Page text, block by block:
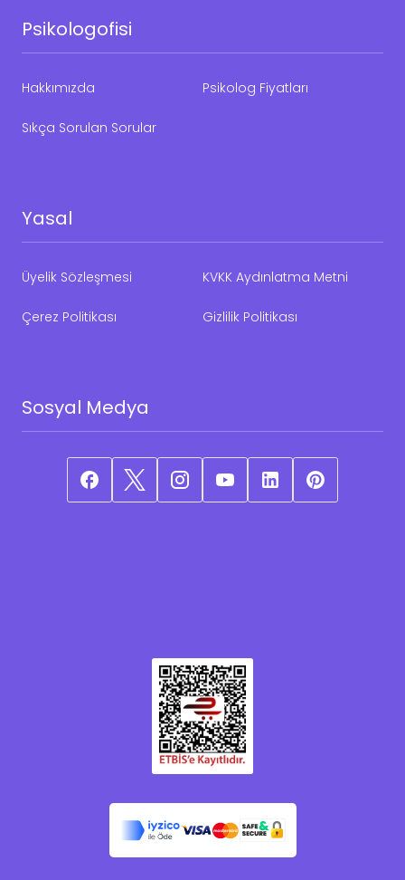
Psikologofisi
Hakkımızda Psikolog Fiyatları
Sıkça Sorulan Sorular
Yasal
Üyelik Sözleşmesi KVKK Aydınlatma Metni
Çerez Politikası Gizlilik Politikası
Sosyal Medya